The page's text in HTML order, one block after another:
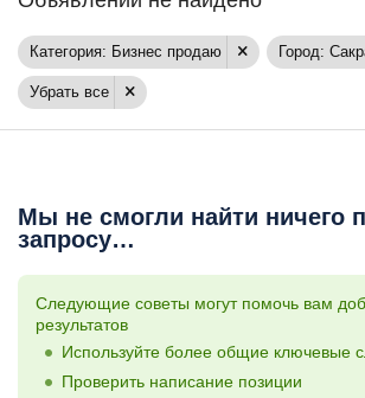
Категория: Бизнес продаю Город:
Убрать все
Мы не смогли найти ничего
запросу…
Следующие советы могут помочь вам
результатов
Используйте более общие ключевые
Проверить написание позиции